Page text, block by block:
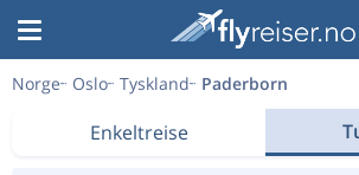
Norge Oslo Tyskland Paderborn
Enkeltreise